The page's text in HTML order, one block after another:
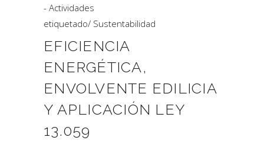
- Actividades
etiquetado/ Sustentabilidad
EFICIENCIA
ENERGÉTICA,
ENVOLVENTE EDILICIA
Y APLICACIÓN LEY
13.059